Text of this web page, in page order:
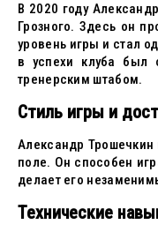
В 2020 году
Грозного. Здесь он
уровень игры и стал
в успехи клуба был
тренерским штабом.
Стиль игры и
Александр Трошечкин
поле. Он способен
делает его
Технические